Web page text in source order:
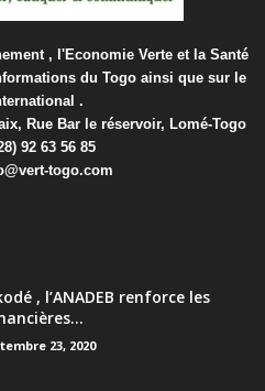
, l'Economie Verte et la Santé
du Togo ainsi que sur le
.
Rue Bar le réservoir, Lomé-Togo
92 63 56 85
togo.com
, l’ANADEB renforce les
23, 2020